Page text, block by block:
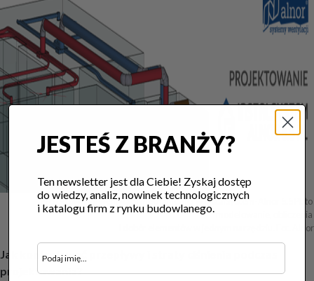
Projektowanie wentylacji mechanicznej w InstalSystem-Alnor 5.5 PL to
modelowanie, obliczenia
i dobór elementów w jednym narzędziu. Fot. Alnor
Jak kontrolować przepływy i straty ciśnienia podczas
projektowania?
JESTEŚ Z BRANŻY?
Ten newsletter jest dla Ciebie! Zyskaj dostęp
do wiedzy, analiz, nowinek technologicznych
i katalogu firm z rynku budowlanego.